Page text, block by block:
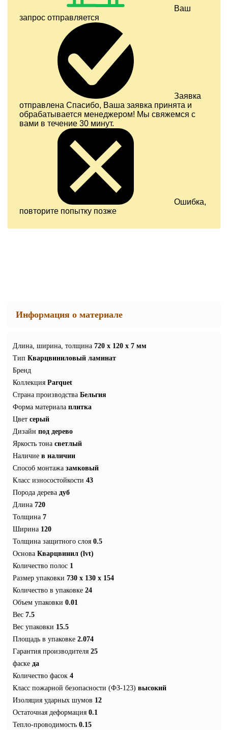
Ваш
запрос отправляется
Заявка
отправлена Спасибо, Ваша заявка принята и
обрабатывается менеджером! Мы свяжемся с
вами в течение 30 минут.
Ошибка,
повторите попытку позже
Информация о материале
Длина, ширина, толщина 720 x 120 x 7 мм
Тип Кварцвиниловый ламинат
Бренд
Коллекция Parquet
Страна производства Бельгия
Форма материала плитка
Цвет серый
Дизайн под дерево
Яркость тона светлый
Наличие в наличии
Способ монтажа замковый
Класс износостойкости 43
Порода дерева дуб
Длина 720
Толщина 7
Ширина 120
Толщина защитного слоя 0.5
Основа Кварцвинил (lvt)
Количество полос 1
Размер упаковки 730 х 130 х 154
Количество в упаковке 24
Объем упаковки 0.01
Вес 7.5
Вес упаковки 15.5
Площадь в упаковке 2.074
Гарантия производителя 25
фаске да
Количество фасок 4
Класс пожарной безопасности (ФЗ-123) высокий
Изоляция ударных шумов 12
Остаточная деформация 0.1
Тепло-проводимость 0.15